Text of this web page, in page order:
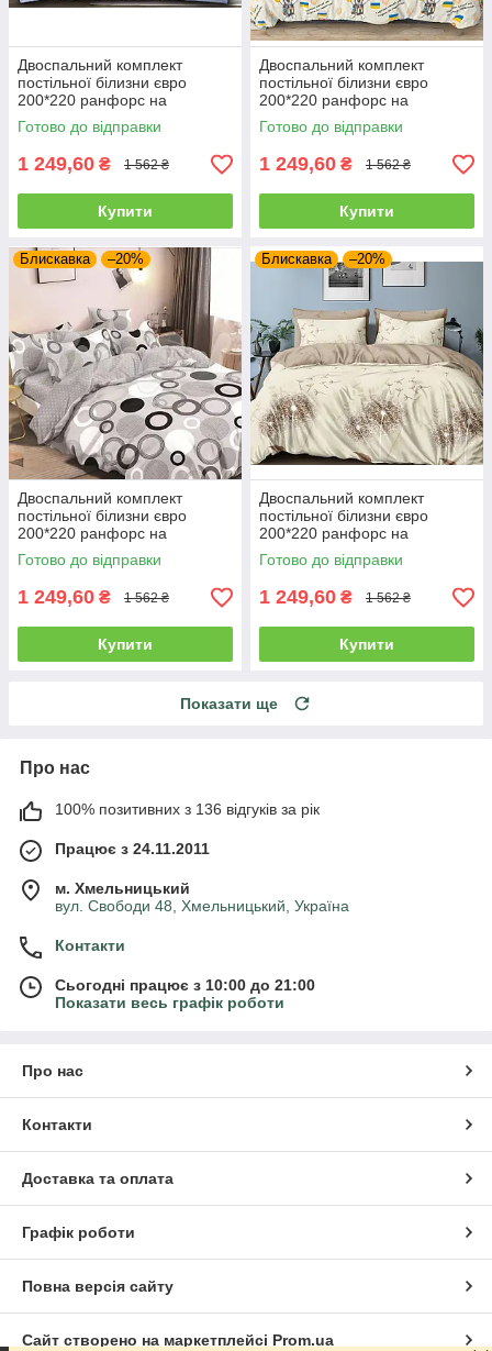
Двоспальний комплект
постільної білизни євро
200*220 ранфорс на
блискавці (21727)
Готово до відправки
1 249,60 ₴ 1 562 ₴
Купити
Двоспальний комплект
постільної білизни євро
200*220 ранфорс на
блискавці (21784)
Готово до відправки
1 249,60 ₴ 1 562 ₴
Купити
Блискавка –20%
Двоспальний комплект
постільної білизни євро
200*220 ранфорс на
блискавці
Готово до відправки
1 249,60 ₴ 1 562 ₴
Купити
Блискавка –20%
Двоспальний комплект
постільної білизни євро
200*220 ранфорс на
блискавці (24413)
Готово до відправки
1 249,60 ₴ 1 562 ₴
Купити
Показати ще
Про нас
100% позитивних з 136 відгуків за рік
Працює з 24.11.2011
м. Хмельницький
вул. Свободи 48, Хмельницький, Україна
Контакти
Сьогодні працює з 10:00 до 21:00
Показати весь графік роботи
Про нас
Контакти
Доставка та оплата
Графік роботи
Повна версія сайту
Сайт створено на маркетплейсі Prom.ua